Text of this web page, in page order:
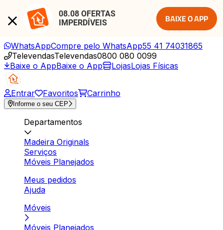
08.08 OFERTAS
IMPERDÍVEIS
BAIXE O APP
WhatsAppCompre pelo WhatsApp55 41 74031865
TelevendasTelevendas0800 080 0099
Baixe o AppBaixe o App LojasLojas Físicas
Entrar Favoritos Carrinho
Informe o seu CEP
Departamentos
Madeira Originals
Serviços
Móveis Planejados
Meus pedidos
Ajuda
Móveis
Móveis Planejados